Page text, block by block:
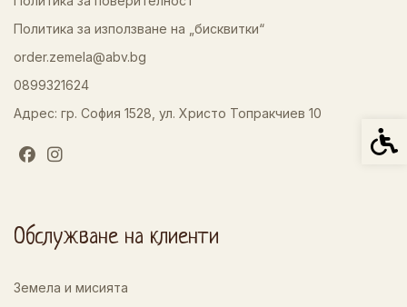
Политика за използване на „бисквитки“
order.zemela@abv.bg
0899321624
Адрес: гр. София 1528, ул. Христо Топракчиев 10
Обслужване на клиенти
Земела и мисията